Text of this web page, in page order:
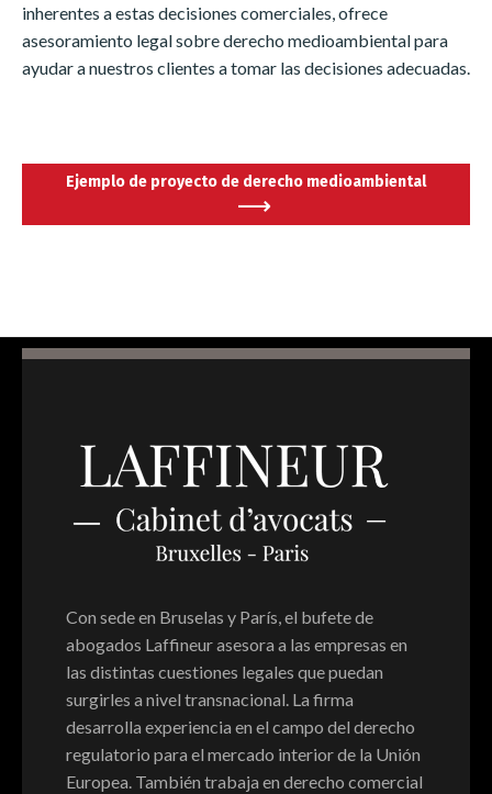
inherentes a estas decisiones comerciales, ofrece
asesoramiento legal sobre derecho medioambiental para
ayudar a nuestros clientes a tomar las decisiones adecuadas.
Ejemplo de proyecto de derecho medioambiental
Con sede en Bruselas y París, el bufete de
abogados Laffineur asesora a las empresas en
las distintas cuestiones legales que puedan
surgirles a nivel transnacional. La firma
desarrolla experiencia en el campo del derecho
regulatorio para el mercado interior de la Unión
Europea. También trabaja en derecho comercial
Français English
Português